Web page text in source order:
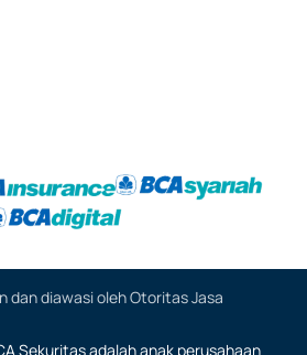
dan diawasi oleh Otoritas Jasa
Sekuritas adalah anak perusahaan